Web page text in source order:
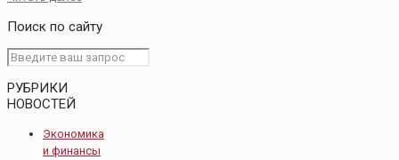
Поиск по сайту
РУБРИКИ
НОВОСТЕЙ
Экономика
и финансы